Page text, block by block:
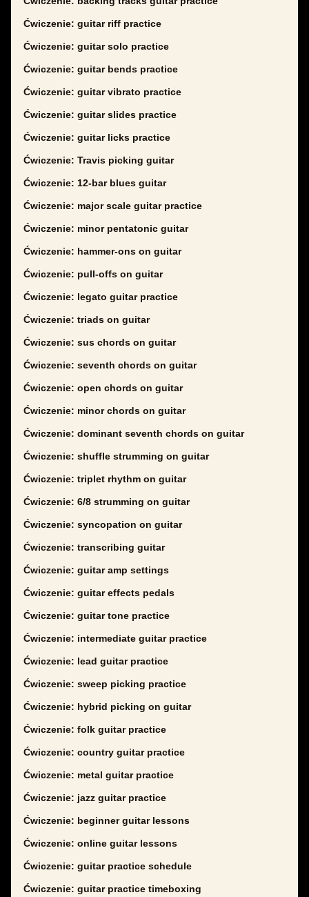
Ćwiczenie: guitar riff practice
Ćwiczenie: guitar solo practice
Ćwiczenie: guitar bends practice
Ćwiczenie: guitar vibrato practice
Ćwiczenie: guitar slides practice
Ćwiczenie: guitar licks practice
Ćwiczenie: Travis picking guitar
Ćwiczenie: 12-bar blues guitar
Ćwiczenie: major scale guitar practice
Ćwiczenie: minor pentatonic guitar
Ćwiczenie: hammer-ons on guitar
Ćwiczenie: pull-offs on guitar
Ćwiczenie: legato guitar practice
Ćwiczenie: triads on guitar
Ćwiczenie: sus chords on guitar
Ćwiczenie: seventh chords on guitar
Ćwiczenie: open chords on guitar
Ćwiczenie: minor chords on guitar
Ćwiczenie: dominant seventh chords on guitar
Ćwiczenie: shuffle strumming on guitar
Ćwiczenie: triplet rhythm on guitar
Ćwiczenie: 6/8 strumming on guitar
Ćwiczenie: syncopation on guitar
Ćwiczenie: transcribing guitar
Ćwiczenie: guitar amp settings
Ćwiczenie: guitar effects pedals
Ćwiczenie: guitar tone practice
Ćwiczenie: intermediate guitar practice
Ćwiczenie: lead guitar practice
Ćwiczenie: sweep picking practice
Ćwiczenie: hybrid picking on guitar
Ćwiczenie: folk guitar practice
Ćwiczenie: country guitar practice
Ćwiczenie: metal guitar practice
Ćwiczenie: jazz guitar practice
Ćwiczenie: beginner guitar lessons
Ćwiczenie: online guitar lessons
Ćwiczenie: guitar practice schedule
Ćwiczenie: guitar practice timeboxing